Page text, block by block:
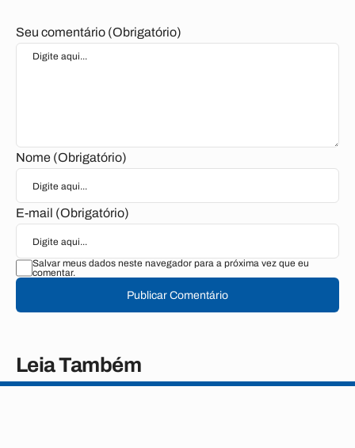
Seu comentário (Obrigatório)
Nome (Obrigatório)
E-mail (Obrigatório)
Salvar meus dados neste navegador para a próxima vez que eu
comentar.
Publicar Comentário
Leia Também